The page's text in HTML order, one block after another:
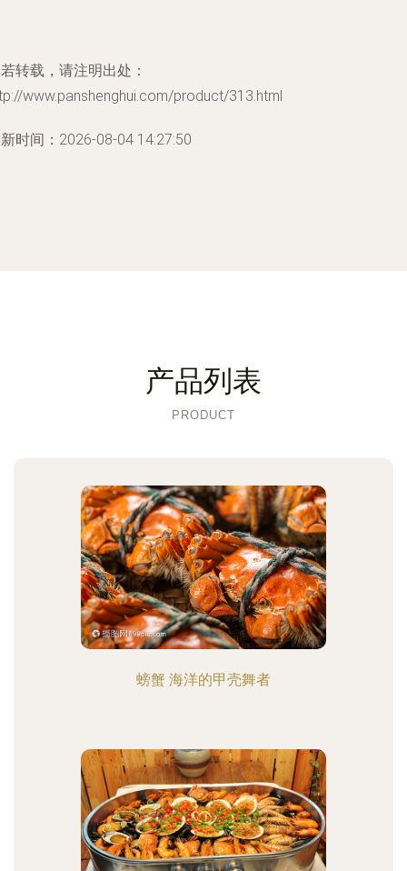
转载，请注明出处：
www.panshenghui.com/product/313.html
时间：2026-08-04 14:27:50
产品列表
PRODUCT
螃蟹 海洋的甲壳舞者